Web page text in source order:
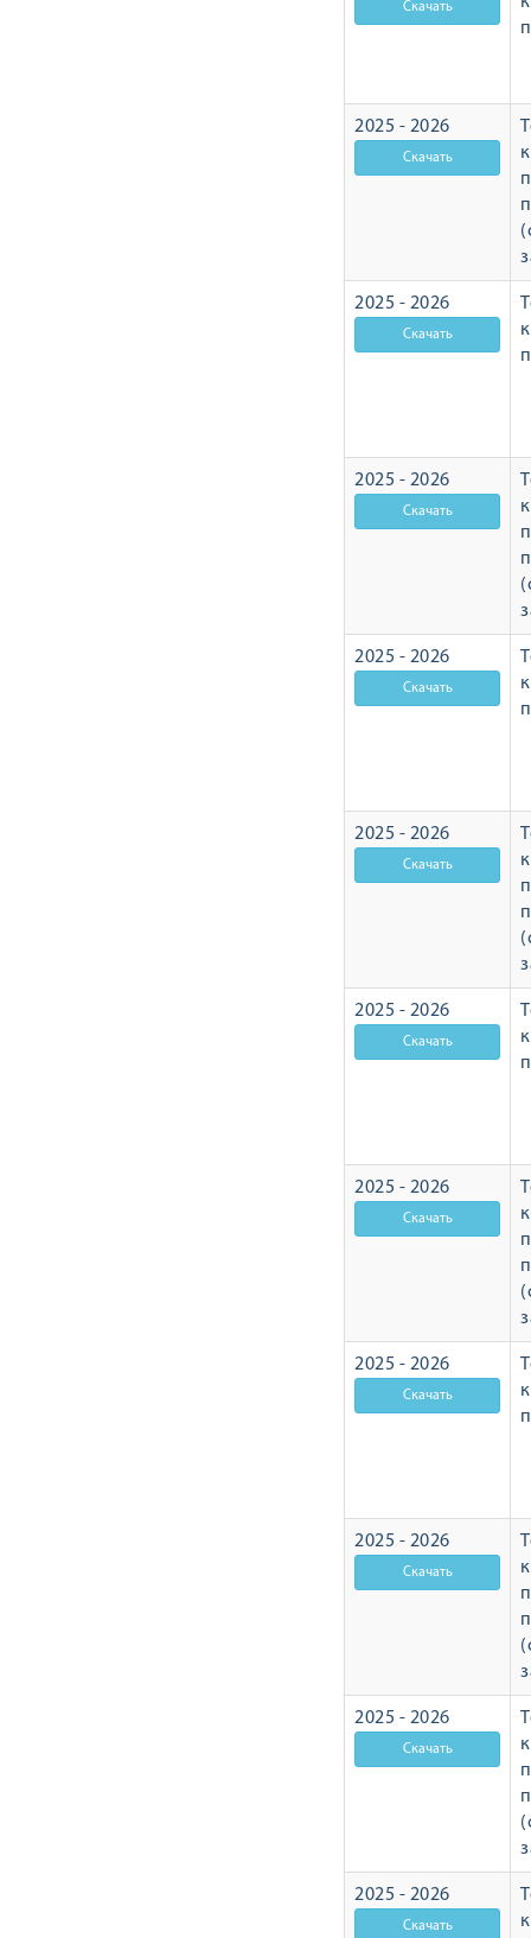
2025 - 2026
2025 - 2026
2025 - 2026
2025 - 2026
2025 - 2026
2025 - 2026
2025 - 2026
2025 - 2026
2025 - 2026
2025 - 2026
2025 - 2026